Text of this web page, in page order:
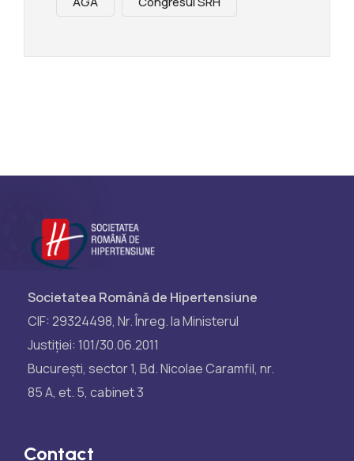
Societatea Română de Hipertensiune
CIF: 29324498, Nr. Înreg. la Ministerul
Justiției: 101/30.06.2011
București, sector 1, Bd. Nicolae Caramfil, nr.
85 A, et. 5, cabinet 3
Contact